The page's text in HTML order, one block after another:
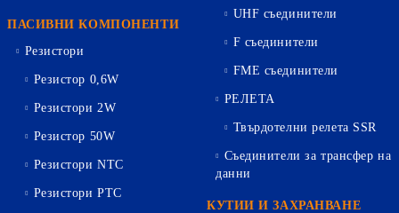
ПАСИВНИ КОМПОНЕНТИ
Резистори
Резистор 0,6W
Резистори 2W
Резистор 50W
Резистори NTC
Резистори PTC
UHF съединители
F съединители
FME съединители
РЕЛЕТА
Твърдотелни релета SSR
Съединители за трансфер на
данни
КУТИИ И ЗАХРАНВАНЕ